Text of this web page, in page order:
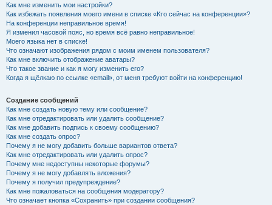
Как мне изменить мои настройки?
Как избежать появления моего имени в списке «Кто сейчас на конференции»?
На конференции неправильное время!
Я изменил часовой пояс, но время всё равно неправильное!
Моего языка нет в списке!
Что означают изображения рядом с моим именем пользователя?
Как мне включить отображение аватары?
Что такое звание и как я могу изменить его?
Когда я щёлкаю по ссылке «email», от меня требуют войти на конференцию!
Создание сообщений
Как мне создать новую тему или сообщение?
Как мне отредактировать или удалить сообщение?
Как мне добавить подпись к своему сообщению?
Как мне создать опрос?
Почему я не могу добавить больше вариантов ответа?
Как мне отредактировать или удалить опрос?
Почему мне недоступны некоторые форумы?
Почему я не могу добавлять вложения?
Почему я получил предупреждение?
Как мне пожаловаться на сообщения модератору?
Что означает кнопка «Сохранить» при создании сообщения?